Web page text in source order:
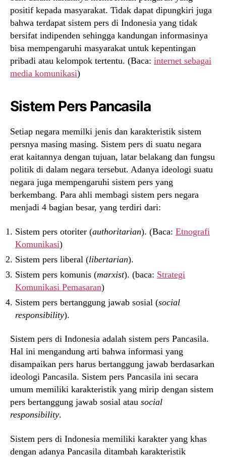
positif kepada masyarakat. Tidak dapat dipungkiri juga
bahwa terdapat sistem pers di Indonesia yang tidak
bersifat indipenden sehingga kandungan informasinya
bisa mempengaruhi masyarakat untuk kepentingan
pribadi atau kelompok tertentu. (Baca: internet sebagai
media komunikasi)
Sistem Pers Pancasila
Setiap negara memilki jenis dan karakteristik sistem
persnya masing masing. Sistem pers di suatu negara
erat kaitannya dengan tujuan, latar belakang dan fungsu
politik di dalam negara tersebut. Adanya ideologi suatu
negara juga mempengaruhi sistem pers yang
berkembang. Para ahli membagi sistem pers negara
menjadi 4 bagian besar, yang terdiri dari:
Sistem pers otoriter (authoritarian). (Baca: Etnografi
Komunikasi)
Sistem pers liberal (libertarian).
Sistem pers komunis (marxist). (baca: Strategi
Komunikasi Pemasaran)
Sistem pers bertanggung jawab sosial (social
responsibility).
Sistem pers di Indonesia adalah sistem pers Pancasila.
Hal ini mengandung arti bahwa informasi yang
disampaikan pers harus bertanggung jawab berdasarkan
ideologi Pancasila. Sistem pers Pancasila ini secara
umum memiliki karakteristik yang mirip dengan sistem
pers bertanggung jawab sosial atau social
responsibility.
Sistem pers di Indonesia memiliki karakter yang khas
dengan adanya Pancasila ditambah karakteristik